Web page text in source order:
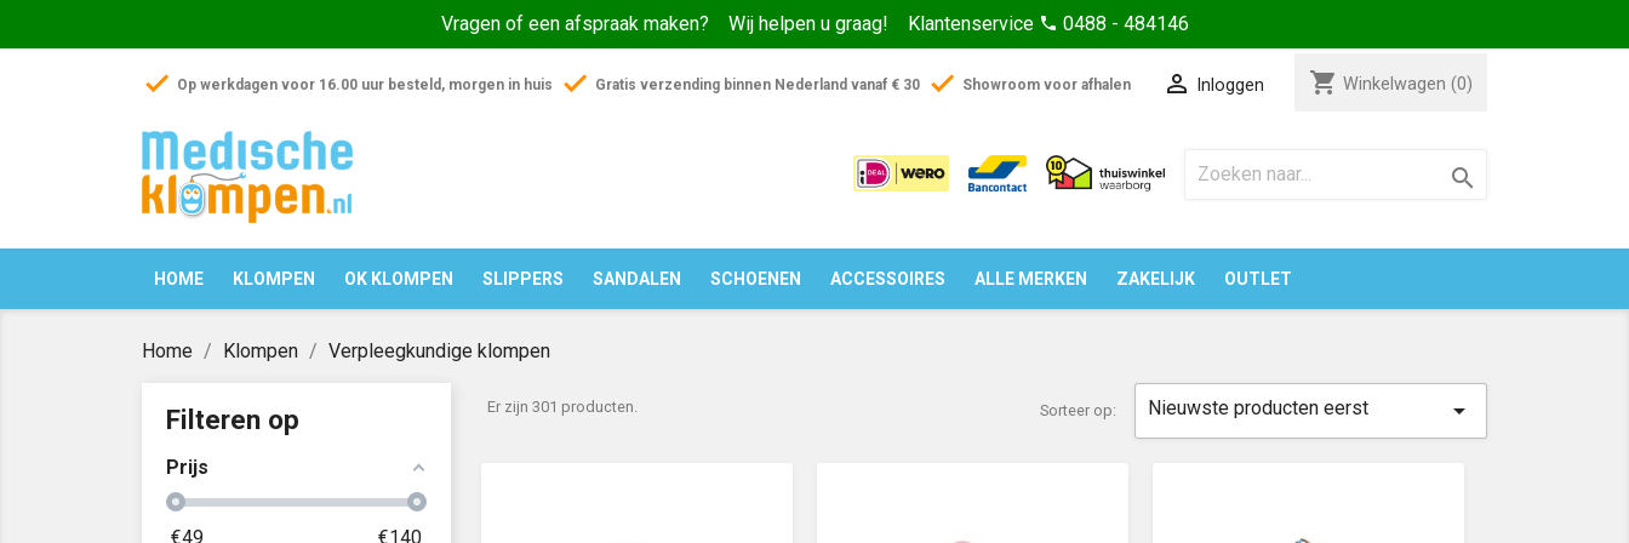
Vragen of een afspraak maken? Wij helpen u graag! Klantenservice phone 0488 - 484146
check Op werkdagen voor 16.00 uur besteld, morgen in huis check Gratis verzending binnen Nederland vanaf € 30 check Showroom voor afhalen  Inloggen shopping_cart Winkelwagen (0)

HOME KLOMPEN OK KLOMPEN SLIPPERS SANDALEN SCHOENEN ACCESSOIRES ALLE MERKEN ZAKELIJK OUTLET
Home Klompen Verpleegkundige klompen
Filteren op
Prijs
€49 €140
Er zijn 301 producten. Sorteer op: Nieuwste producten eerst 